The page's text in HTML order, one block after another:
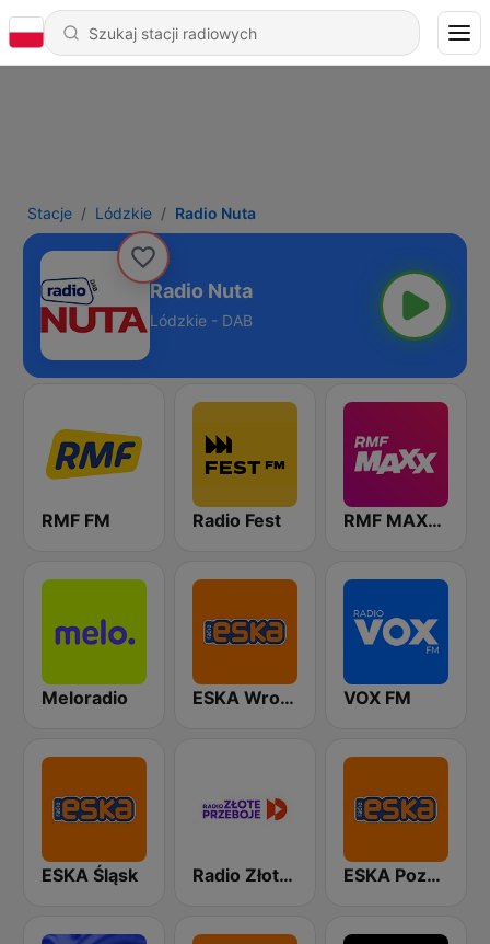
Stacje Lódzkie Radio Nuta
Radio Nuta
Lódzkie - DAB
RMF FM Radio Fest RMF MAXXX
Meloradio ESKA Wrocław VOX FM
ESKA Śląsk Radio Złote Przeboje ESKA Poznań